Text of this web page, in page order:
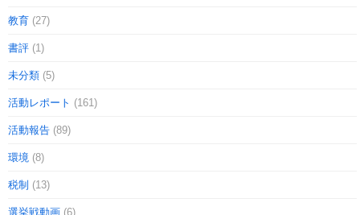
教育 (27)
書評 (1)
未分類 (5)
活動レポート (161)
活動報告 (89)
環境 (8)
税制 (13)
選挙戦動画 (6)